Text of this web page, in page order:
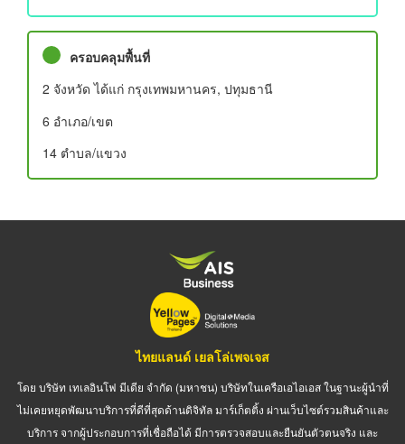
ครอบคลุมพื้นที่
2 จังหวัด ได้แก่ กรุงเทพมหานคร, ปทุมธานี
6 อําเภอ/เขต
14 ตำบล/แขวง
ไทยแลนด์ เยลโล่เพจเจส
โดย บริษัท เทเลอินโฟ มีเดีย จำกัด (มหาชน) บริษัทในเครือเอไอเอส ในฐานะผู้นำที่
ไม่เคยหยุดพัฒนาบริการที่ดีที่สุดด้านดิจิทัล มาร์เก็ตติ้ง ผ่านเว็บไซต์รวมสินค้าและ
บริการ จากผู้ประกอบการที่เชื่อถือได้ มีการตรวจสอบและยืนยันตัวตนจริง และ